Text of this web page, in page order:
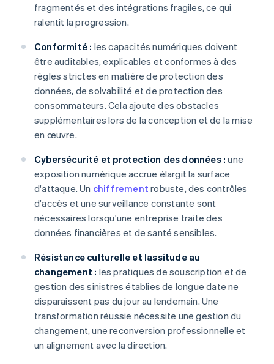
fragmentés et des intégrations fragiles, ce qui
ralentit la progression.
Conformité : les capacités numériques doivent
être auditables, explicables et conformes à des
règles strictes en matière de protection des
données, de solvabilité et de protection des
consommateurs. Cela ajoute des obstacles
supplémentaires lors de la conception et de la mise
en œuvre.
Cybersécurité et protection des données : une
exposition numérique accrue élargit la surface
d'attaque. Un chiffrement robuste, des contrôles
d'accès et une surveillance constante sont
nécessaires lorsqu'une entreprise traite des
données financières et de santé sensibles.
Résistance culturelle et lassitude au
changement : les pratiques de souscription et de
gestion des sinistres établies de longue date ne
disparaissent pas du jour au lendemain. Une
transformation réussie nécessite une gestion du
changement, une reconversion professionnelle et
un alignement avec la direction.